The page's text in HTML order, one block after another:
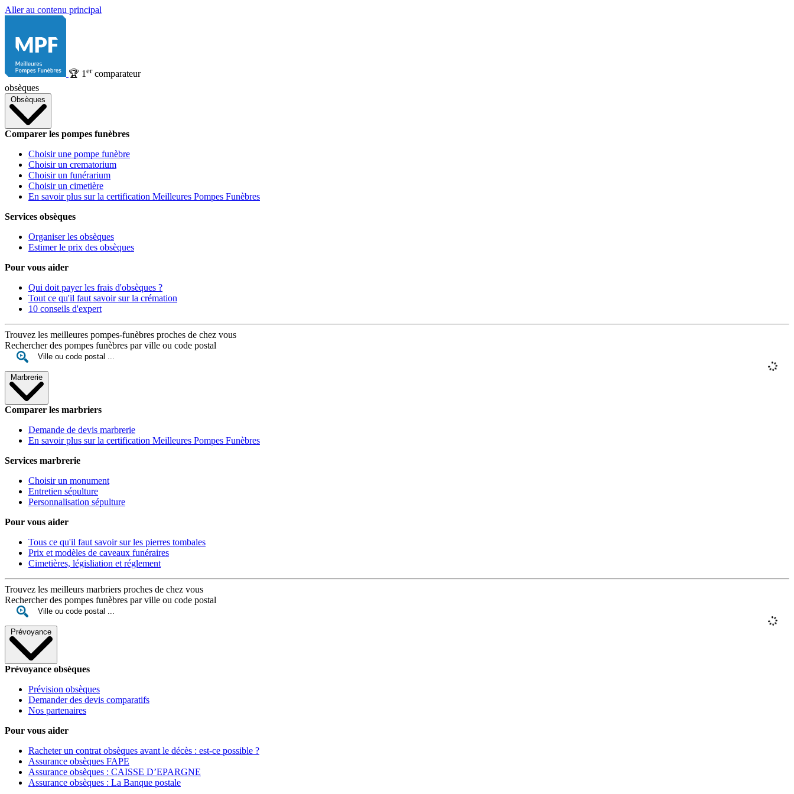
Aller au contenu principal
🏆 1 ercomparateur
obsèques
Obsèques
Comparer les pompes funèbres
Choisir une pompe funèbre
Choisir un crematorium
Choisir un funérarium
Choisir un cimetière
En savoir plus sur la certification Meilleures Pompes Funèbres
Services obsèques
Organiser les obsèques
Estimer le prix des obsèques
Pour vous aider
Qui doit payer les frais d'obsèques ?
Tout ce qu'il faut savoir sur la crémation
10 conseils d'expert
Trouvez les meilleures pompes-funèbres proches de chez vous
Rechercher des pompes funèbres par ville ou code postal
Marbrerie
Comparer les marbriers
Demande de devis marbrerie
En savoir plus sur la certification Meilleures Pompes Funèbres
Services marbrerie
Choisir un monument
Entretien sépulture
Personnalisation sépulture
Pour vous aider
Tous ce qu'il faut savoir sur les pierres tombales
Prix et modèles de caveaux funéraires
Cimetières, législiation et réglement
Trouvez les meilleurs marbriers proches de chez vous
Rechercher des pompes funèbres par ville ou code postal
Prévoyance
Prévoyance obsèques
Prévision obsèques
Demander des devis comparatifs
Nos partenaires
Pour vous aider
Racheter un contrat obsèques avant le décès : est-ce possible ?
Assurance obsèques FAPE
Assurance obsèques : CAISSE D’EPARGNE
Assurance obsèques : La Banque postale